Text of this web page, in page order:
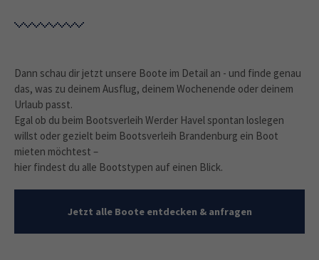
Dann schau dir jetzt unsere Boote im Detail an - und finde genau
das, was zu deinem Ausflug, deinem Wochenende oder deinem
Urlaub passt.
Egal ob du beim Bootsverleih Werder Havel spontan loslegen
willst oder gezielt beim Bootsverleih Brandenburg ein Boot
mieten möchtest –
hier findest du alle Bootstypen auf einen Blick.
Jetzt alle Boote entdecken & anfragen